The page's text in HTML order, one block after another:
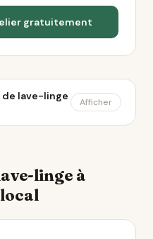
gratuitement
lave-linge
Afficher
linge à